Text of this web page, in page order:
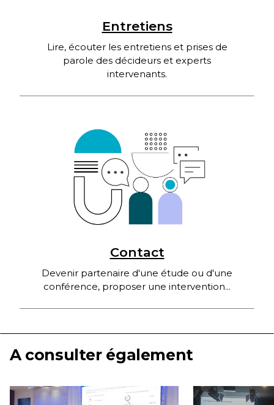
Entretiens
Lire, écouter les entretiens et prises de
parole des décideurs et experts
intervenants.
Contact
Devenir partenaire d'une étude ou d'une
conférence, proposer une intervention...
A consulter également